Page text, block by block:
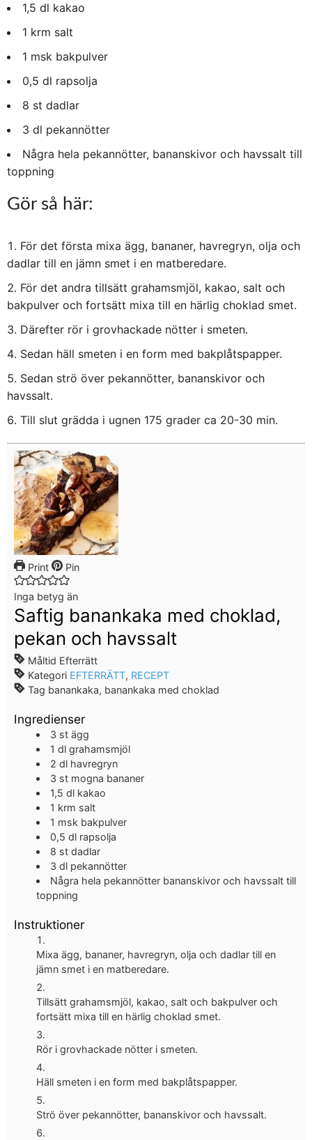
1,5 dl kakao
1 krm salt
1 msk bakpulver
0,5 dl rapsolja
8 st dadlar
3 dl pekannötter
Några hela pekannötter, bananskivor och havssalt till
toppning
Gör så här:
För det första mixa ägg, bananer, havregryn, olja och
dadlar till en jämn smet i en matberedare.
För det andra tillsätt grahamsmjöl, kakao, salt och
bakpulver och fortsätt mixa till en härlig choklad smet.
Därefter rör i grovhackade nötter i smeten.
Sedan häll smeten i en form med bakplåtspapper.
Sedan strö över pekannötter, bananskivor och
havssalt.
Till slut grädda i ugnen 175 grader ca 20-30 min.
Print Pin
Inga betyg än
Saftig banankaka med choklad,
pekan och havssalt
Måltid Efterrätt
Kategori EFTERRÄTT, RECEPT
Tag banankaka, banankaka med choklad
Ingredienser
3 st ägg
1 dl grahamsmjöl
2 dl havregryn
3 st mogna bananer
1,5 dl kakao
1 krm salt
1 msk bakpulver
0,5 dl rapsolja
8 st dadlar
3 dl pekannötter
Några hela pekannötter bananskivor och havssalt till
toppning
Instruktioner
Mixa ägg, bananer, havregryn, olja och dadlar till en
jämn smet i en matberedare.
Tillsätt grahamsmjöl, kakao, salt och bakpulver och
fortsätt mixa till en härlig choklad smet.
Rör i grovhackade nötter i smeten.
Häll smeten i en form med bakplåtspapper.
Strö över pekannötter, bananskivor och havssalt.